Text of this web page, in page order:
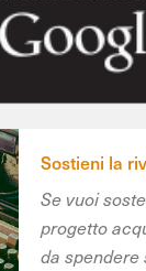
Sostieni la
Se vuoi
progetto
da spendere